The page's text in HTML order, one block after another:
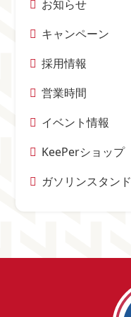
お知らせ
キャンペーン
採用情報
営業時間
イベント情報
KeePerショップ
ガソリンスタンド